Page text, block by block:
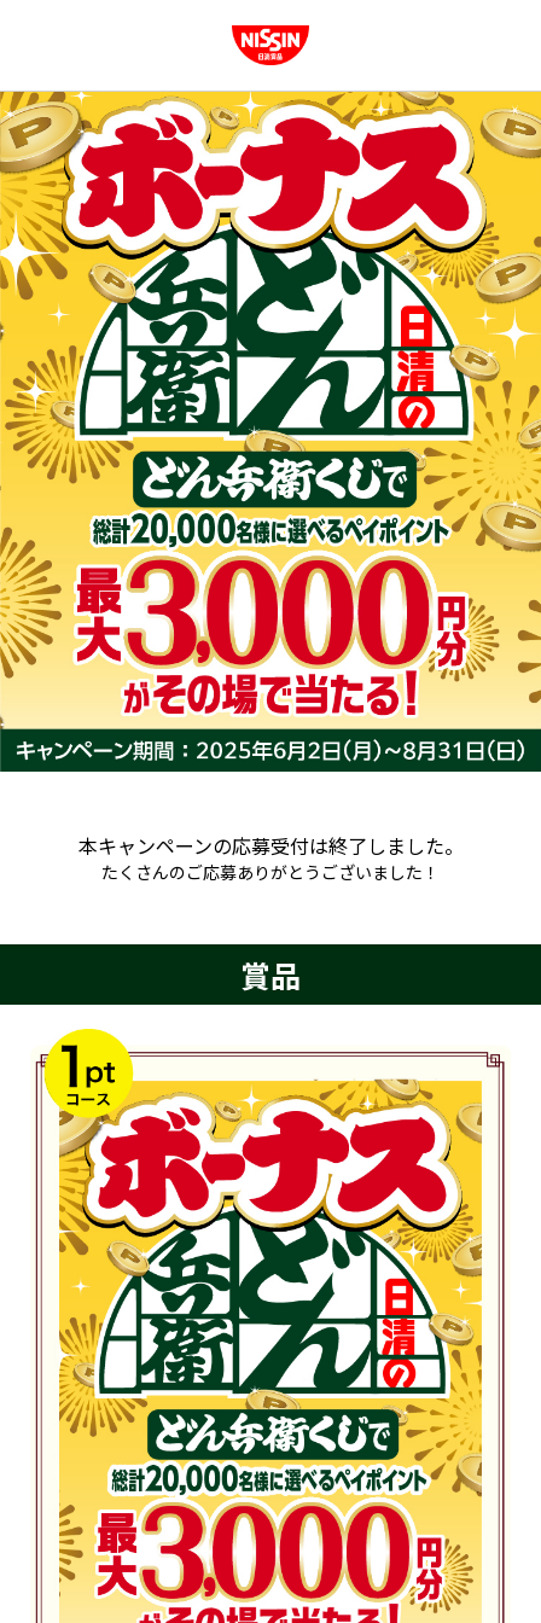
本キャンペーンの応募受付は終了しました。
たくさんのご応募ありがとうございました！
賞品